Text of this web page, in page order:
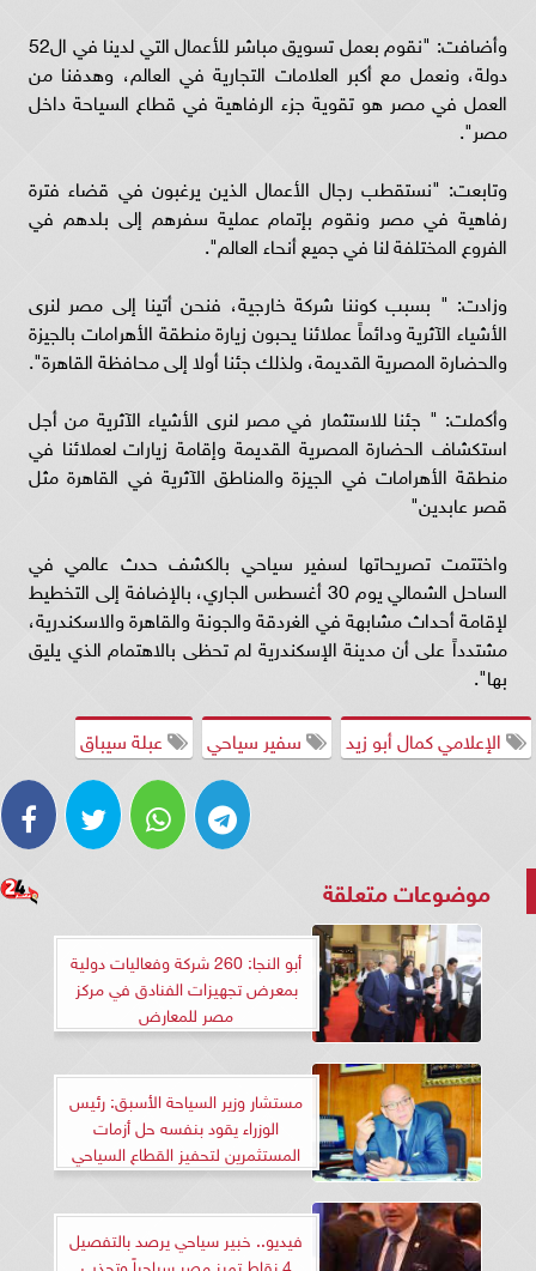
وأضافت: "نقوم بعمل تسويق مباشر للأعمال التي لدينا في ال52
دولة، ونعمل مع أكبر العلامات التجارية في العالم، وهدفنا من
العمل في مصر هو تقوية جزء الرفاهية في قطاع السياحة داخل
مصر".
وتابعت: "نستقطب رجال الأعمال الذين يرغبون في قضاء فترة
رفاهية في مصر ونقوم بإتمام عملية سفرهم إلى بلدهم في
الفروع المختلفة لنا في جميع أنحاء العالم".
وزادت: " بسبب كوننا شركة خارجية، فنحن أتينا إلى مصر لنرى
الأشياء الآثرية ودائماً عملائنا يحبون زيارة منطقة الأهرامات بالجيزة
والحضارة المصرية القديمة، ولذلك جئنا أولا إلى محافظة القاهرة".
وأكملت: " جئنا للاستثمار في مصر لنرى الأشياء الآثرية من أجل
استكشاف الحضارة المصرية القديمة وإقامة زيارات لعملائنا في
منطقة الأهرامات في الجيزة والمناطق الآثرية في القاهرة مثل
قصر عابدين"
واختتمت تصريحاتها لسفير سياحي بالكشف حدث عالمي في
الساحل الشمالي يوم 30 أغسطس الجاري، بالإضافة إلى التخطيط
لإقامة أحداث مشابهة في الغردقة والجونة والقاهرة والاسكندرية،
مشتدداً على أن مدينة الإسكندرية لم تحظى بالاهتمام الذي يليق
بها".
الإعلامي كمال أبو زيد
سفير سياحي عبلة سيباق
موضوعات متعلقة
أبو النجا: 260 شركة وفعاليات دولية
بمعرض تجهيزات الفنادق في مركز
مصر للمعارض
مستشار وزير السياحة الأسبق: رئيس
الوزراء يقود بنفسه حل أزمات
المستثمرين لتحفيز القطاع السياحي
في مصر
فيديو.. خبير سياحي يرصد بالتفصيل
4 نقاط تميز مصر سياحياً وتجذب